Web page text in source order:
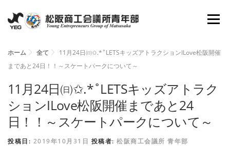
メニュ
ホーム YEGとは 会長所信 組織図
理事抱負 委員会 活動報告 資料倉庫
ホーム 全て
11月24日㈰✩.*˚LETSキッズアトラクションILove松阪開催
まであと24日！！～スケートパークについて～
11月24日㈰✩.*˚LETSキッズアトラク
ションILove松阪開催まであと24
日！！～スケートパークについて～
投稿日: 2019年10月31日 投稿者: 松阪商工会議所 青年部